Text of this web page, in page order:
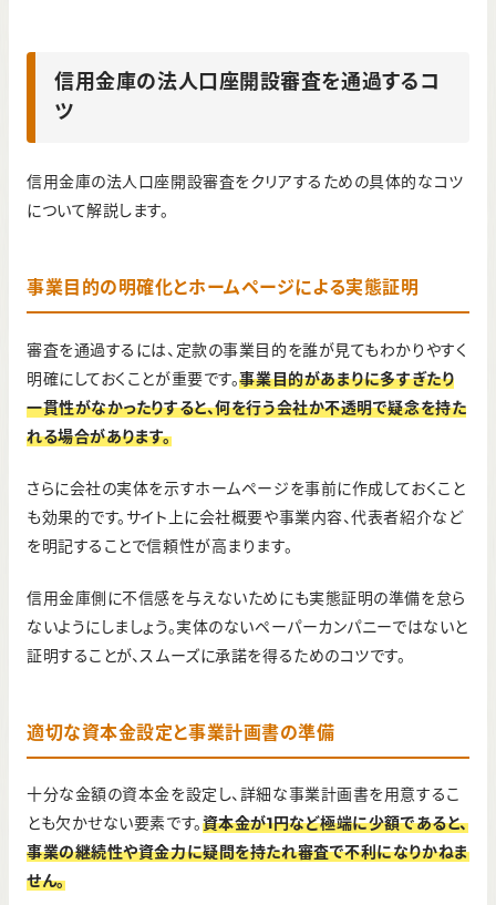
信用金庫の法人口座開設審査を通過するコ
ツ
信用金庫の法人口座開設審査をクリアするための具体的なコツ
について解説します。
事業目的の明確化とホームページによる実態証明
審査を通過するには、定款の事業目的を誰が見てもわかりやすく
明確にしておくことが重要です。事業目的があまりに多すぎたり
一貫性がなかったりすると、何を行う会社か不透明で疑念を持た
れる場合があります。
さらに会社の実体を示すホームページを事前に作成しておくこと
も効果的です。サイト上に会社概要や事業内容、代表者紹介など
を明記することで信頼性が高まります。
信用金庫側に不信感を与えないためにも実態証明の準備を怠ら
ないようにしましょう。実体のないペーパーカンパニーではないと
証明することが、スムーズに承諾を得るためのコツです。
適切な資本金設定と事業計画書の準備
十分な金額の資本金を設定し、詳細な事業計画書を用意するこ
とも欠かせない要素です。資本金が1円など極端に少額であると、
事業の継続性や資金力に疑問を持たれ審査で不利になりかねま
せん。